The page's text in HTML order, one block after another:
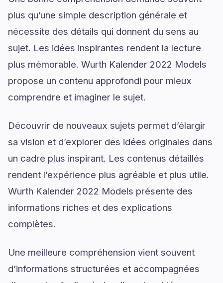
plus qu’une simple description générale et
nécessite des détails qui donnent du sens au
sujet. Les idées inspirantes rendent la lecture
plus mémorable. Wurth Kalender 2022 Models
propose un contenu approfondi pour mieux
comprendre et imaginer le sujet.
Découvrir de nouveaux sujets permet d’élargir
sa vision et d’explorer des idées originales dans
un cadre plus inspirant. Les contenus détaillés
rendent l’expérience plus agréable et plus utile.
Wurth Kalender 2022 Models présente des
informations riches et des explications
complètes.
Une meilleure compréhension vient souvent
d’informations structurées et accompagnées